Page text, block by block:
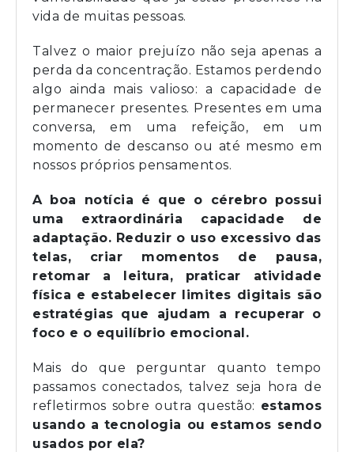
vida de muitas pessoas.
Talvez o maior prejuízo não seja apenas a
perda da concentração. Estamos perdendo
algo ainda mais valioso: a capacidade de
permanecer presentes. Presentes em uma
conversa, em uma refeição, em um
momento de descanso ou até mesmo em
nossos próprios pensamentos.
A boa notícia é que o cérebro possui
uma extraordinária capacidade de
adaptação. Reduzir o uso excessivo das
telas, criar momentos de pausa,
retomar a leitura, praticar atividade
física e estabelecer limites digitais são
estratégias que ajudam a recuperar o
foco e o equilíbrio emocional.
Mais do que perguntar quanto tempo
passamos conectados, talvez seja hora de
refletirmos sobre outra questão: estamos
usando a tecnologia ou estamos sendo
usados por ela?